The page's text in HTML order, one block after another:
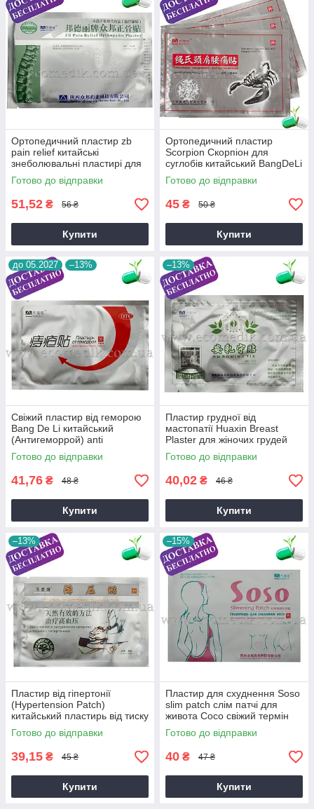
Ортопедичний пластир zb
pain relief китайські
знеболювальні пластирі для
спини шиї для суглобів в
аптеці
Готово до відправки
51,52 ₴ 56 ₴
Купити
Ортопедичний пластир
Scorpion Скорпіон для
суглобів китайський BangDeLi
з ядом скорпіона в аптеці
свіжий до 05.2027 р.
Готово до відправки
45 ₴ 50 ₴
Купити
до 05.2027 –13%
Свіжий пластир від геморою
Bang De Li китайський
(Антигеморрой) anti
hemorrhoids patch свіжий
термін до 2027 року
Готово до відправки
41,76 ₴ 48 ₴
Купити
–13%
Пластир грудної від
мастопатії Huaxin Breast
Plaster для жіночих грудей
китайський
Готово до відправки
40,02 ₴ 46 ₴
Купити
–13%
Пластир від гіпертонії
(Hypertension Patch)
китайський пластирь від тиску
Свіжий термін
Готово до відправки
39,15 ₴ 45 ₴
Купити
–15%
Пластир для схуднення Soso
slim patch слім патчі для
живота Сосо свіжий термін
Готово до відправки
40 ₴ 47 ₴
Купити